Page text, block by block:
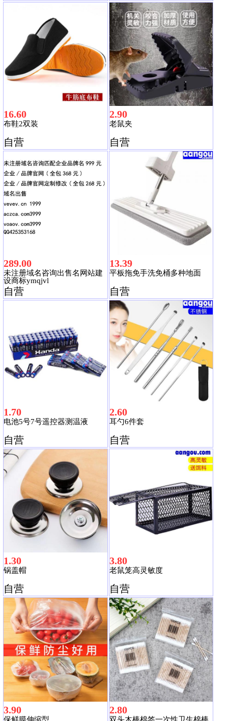
16.60
布鞋2双装
自营
2.90
老鼠夹
自营
289.00
未注册域名咨询出售名网站建
设商标ymqjvl
自营
13.39
平板拖免手洗免桶多种地面
自营
1.70
电池5号7号遥控器测温液
自营
2.60
耳勺6件套
自营
1.30
锅盖帽
自营
3.80
老鼠笼高灵敏度
自营
3.90
保鲜膜伸缩型
2.80
双头木棒棉签一次性卫生棉棒